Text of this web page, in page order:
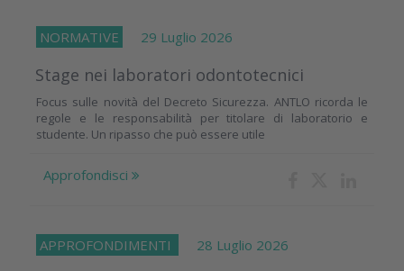
NORMATIVE 29 Luglio 2026
Stage nei laboratori odontotecnici
Focus sulle novità del Decreto Sicurezza. ANTLO ricorda le
regole e le responsabilità per titolare di laboratorio e
studente. Un ripasso che può essere utile
Approfondisci
APPROFONDIMENTI 28 Luglio 2026